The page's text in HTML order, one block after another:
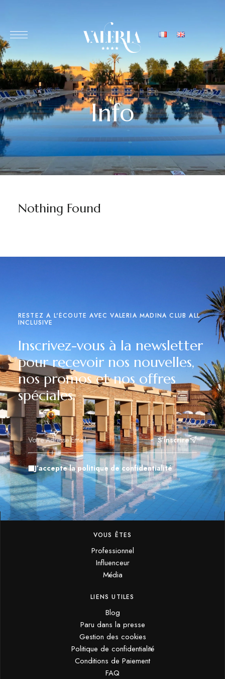
Info
Nothing Found
RESTEZ À L'ÉCOUTE AVEC VALERIA MADINA CLUB ALL
INCLUSIVE
Inscrivez-vous à la newsletter
pour recevoir nos nouvelles,
nos promos et nos offres
spéciales.
S’inscrire
J’accepte la politique de confidentialité
VOUS ÊTES
Professionnel
Influenceur
Média
LIENS UTILES
Blog
Paru dans la presse
Gestion des cookies
Politique de confidentialité
Conditions de Paiement
FAQ